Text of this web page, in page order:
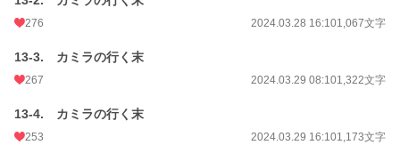
276 2024.03.28 16:101,067文字
13-3. カミラの行く末
267 2024.03.29 08:101,322文字
13-4. カミラの行く末
253 2024.03.29 16:101,173文字